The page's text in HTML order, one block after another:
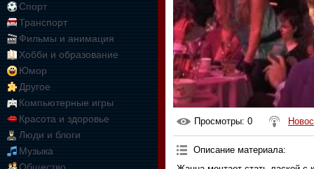
Спорт
Транспорт
Фильмы и анимация
Хобби и образование
Юмор
Другое
Компьютерные игры
Красота и здоровье
Люди и блоги
Музыка
Просмотры: 0
Описание материала: